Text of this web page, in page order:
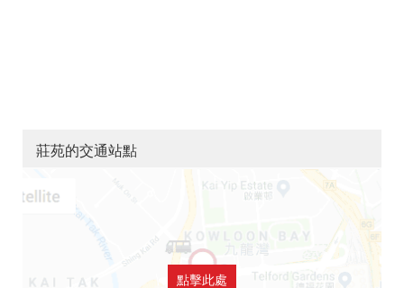
莊苑的交通站點
點擊此處